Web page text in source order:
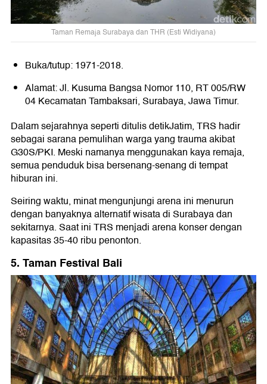
Taman Remaja Surabaya dan THR (Esti Widiyana)
Buka/tutup: 1971-2018.
Alamat: Jl. Kusuma Bangsa Nomor 110, RT 005/RW
04 Kecamatan Tambaksari, Surabaya, Jawa Timur.
Dalam sejarahnya seperti ditulis detikJatim, TRS hadir
sebagai sarana pemulihan warga yang trauma akibat
G30S/PKI. Meski namanya menggunakan kaya remaja,
semua penduduk bisa bersenang-senang di tempat
hiburan ini.
Seiring waktu, minat mengunjungi arena ini menurun
dengan banyaknya alternatif wisata di Surabaya dan
sekitarnya. Saat ini TRS menjadi arena konser dengan
kapasitas 35-40 ribu penonton.
5. Taman Festival Bali